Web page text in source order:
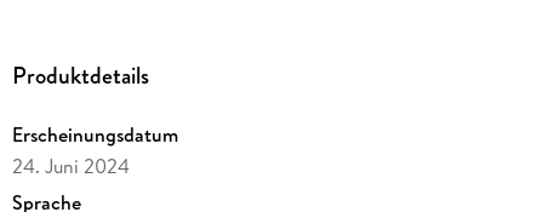
Produktdetails
Erscheinungsdatum
24. Juni 2024
Sprache